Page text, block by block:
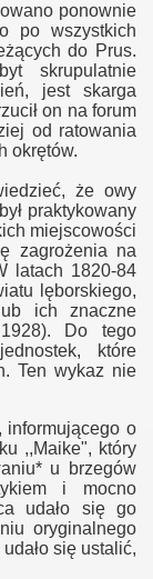
ponownie
po wszystkich
do Prus.
skrupulatnie
jest skarga
on na forum
od ratowania
okrętów.
że owy
praktykowany
miejscowości
zagrożenia na
latach 1820-84
lęborskiego,
ich znaczne
Do tego
które
Ten wykaz nie
o
,,Maike", który
u brzegów
i mocno
udało się go
oryginalnego
udało się ustalić,